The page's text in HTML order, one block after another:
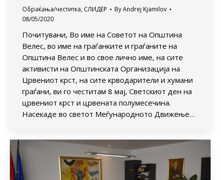
Обраќања/честитка, СЛИДЕР ByAndrej Kjamilov
08/05/2020
Почитувани, Во име на Советот на Општина
Велес, во име на граѓанките и граѓаните на
Општина Велес и во свое лично име, на сите
активисти на Општинската Организација на
Црвениот крст, на сите крводарители и хумани
граѓани, ви го честитам 8 мај, Светскиот ден на
црвениот крст и црвената полумесечина.
Насекаде во светот Меѓународното Движење…